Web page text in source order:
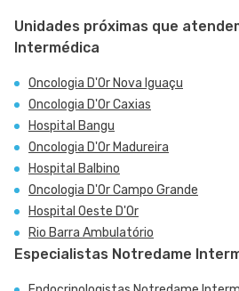
Unidades próximas que
Intermédica
Oncologia D'Or Nova Iguaçu
Oncologia D'Or Caxias
Hospital Bangu
Oncologia D'Or Madureira
Hospital Balbino
Oncologia D'Or Campo Grande
Hospital Oeste D'Or
Rio Barra Ambulatório
Especialistas Notredame